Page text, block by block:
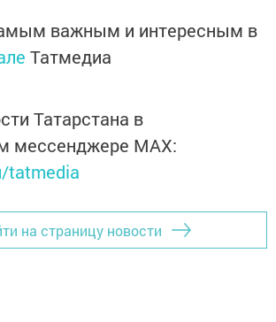
важным и интересным в
Татмедиа
Татарстана в
мессенджере MАХ:
tatmedia
на страницу новости